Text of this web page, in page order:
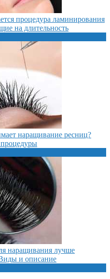
процедура ламинирования
на длительность
наращивание ресниц?
наращивания лучше
и описание